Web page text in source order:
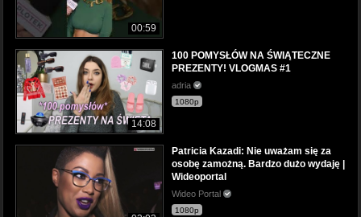
00:59
14:08
100 POMYSŁÓW NA ŚWIĄTECZNE
PREZENTY! VLOGMAS #1
adria
1080p
Patricia Kazadi: Nie uważam się za
osobę zamożną. Bardzo dużo wydaję |
Wideoportal
Wideo Portal
1080p